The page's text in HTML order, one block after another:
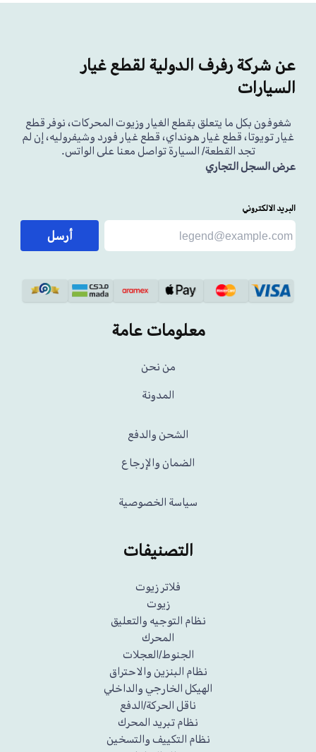
عن شركة رفرف الدولية لقطع غيار
السيارات
شغوفون بكل ما يتعلق بقطع الغيار وزيوت المحركات، نوفر قطع
غيار تويوتا، قطع غيار هونداي، قطع غيار فورد وشيفروليه، إن لم
تجد القطعة/ السيارة تواصل معنا على الواتس.
عرض السجل التجاري
البريد الالكتروني
أرسل
معلومات عامة
من نحن
المدونة
الشحن والدفع
الضمان والإرجاع
سياسة الخصوصية
التصنيفات
فلاتر زيوت
زيوت
نظام التوجيه والتعليق
المحرك
الجنوط/العجلات
نظام البنزين والاحتراق
الهيكل الخارجي والداخلي
ناقل الحركة/الدفع
نظام تبريد المحرك
نظام التكييف والتسخين